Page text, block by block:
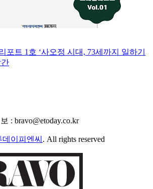
포트 1호 ‘사오정 시대, 73세까지 일하기
간
: bravo@etoday.co.kr
데이피엔씨 . All rights reserved